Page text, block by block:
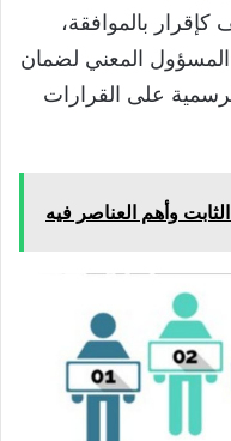
بالموافقة،
المسؤول المعني لضمان
على القرارات
وأهم العناصر فيه